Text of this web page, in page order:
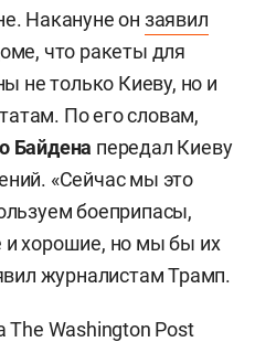
Накануне он заявил
что ракеты для
не только Киеву, но и
По его словам,
Байдена передал Киеву
«Сейчас мы это
боеприпасы,
хорошие, но мы бы их
журналистам Трамп.
The Washington Post